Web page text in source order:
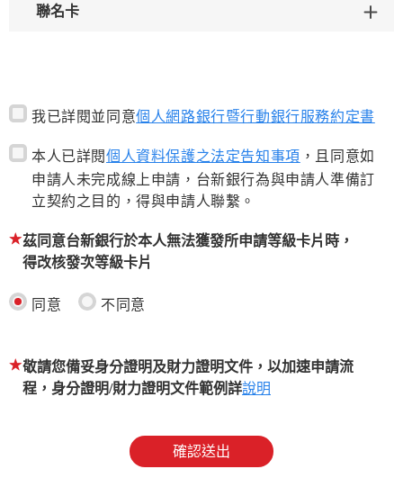
聯名卡
我已詳閱並同意個人網路銀行暨行動銀行服務約定書
本人已詳閱個人資料保護之法定告知事項 ，且同意如
申請人未完成線上申請，台新銀行為與申請人準備訂
立契約之目的，得與申請人聯繫。
茲同意台新銀行於本人無法獲發所申請等級卡片時，
得改核發次等級卡片
同意 不同意
敬請您備妥身分證明及財力證明文件，以加速申請流
程，身分證明/財力證明文件範例詳說明
確認送出